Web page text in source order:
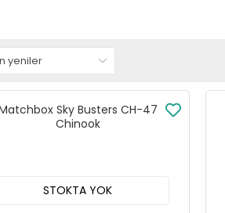
Sky Busters CH-47
Chinook
STOKTA YOK